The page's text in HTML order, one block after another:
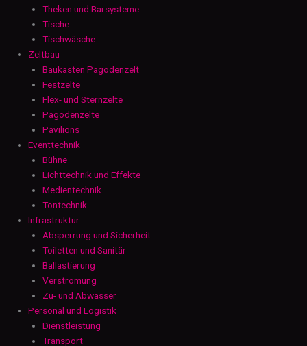
Theken und Barsysteme
Tische
Tischwäsche
Zeltbau
Baukasten Pagodenzelt
Festzelte
Flex- und Sternzelte
Pagodenzelte
Pavilions
Eventtechnik
Bühne
Lichttechnik und Effekte
Medientechnik
Tontechnik
Infrastruktur
Absperrung und Sicherheit
Toiletten und Sanitär
Ballastierung
Verstromung
Zu- und Abwasser
Personal und Logistik
Dienstleistung
Transport